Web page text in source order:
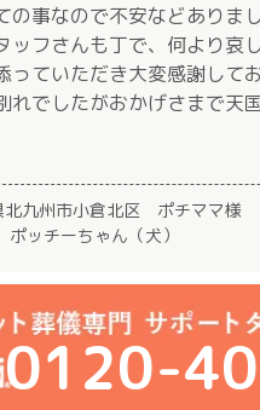
の事なので不安などありま
ッフさんも丁で、何より哀
っていただき大変感謝して
れでしたがおかげさまで天
北九州市小倉北区 ポチママ様
ッチーちゃん（犬）
0120-